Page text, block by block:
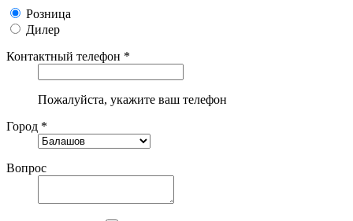
Розница
Дилер
Контактный телефон *
Пожалуйста, укажите ваш телефон
Город *
Вопрос